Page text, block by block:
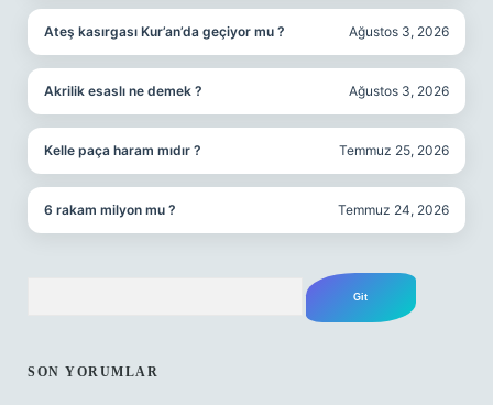
Ateş kasırgası Kur’an’da geçiyor mu ? Ağustos 3, 2026
Akrilik esaslı ne demek ? Ağustos 3, 2026
Kelle paça haram mıdır ? Temmuz 25, 2026
6 rakam milyon mu ? Temmuz 24, 2026
SON YORUMLAR